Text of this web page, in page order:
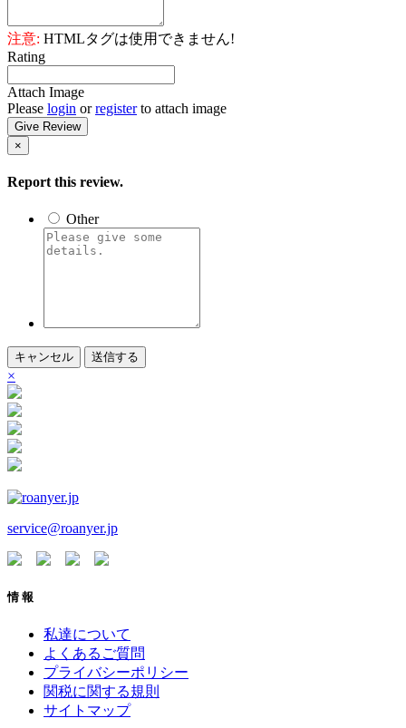
注意: HTMLタグは使用できません!
Rating
Attach Image
Please login orregisterto attach image
Give Review
×
Report this review.
Other
キャンセル 送信する
×
service@roanyer.jp
情 報
私達について
よくあるご質問
プライバシーポリシー
関税に関する規則
サイトマップ